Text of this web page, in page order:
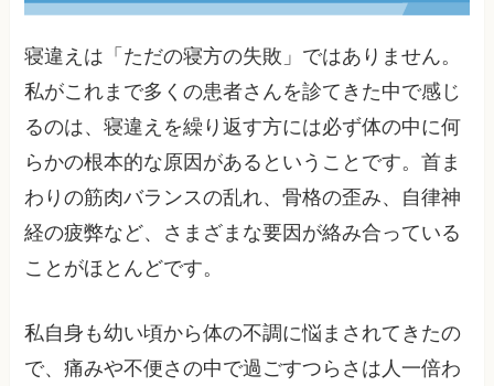
寝違えは「ただの寝方の失敗」ではありません。
私がこれまで多くの患者さんを診てきた中で感じ
るのは、寝違えを繰り返す方には必ず体の中に何
らかの根本的な原因があるということです。首ま
わりの筋肉バランスの乱れ、骨格の歪み、自律神
経の疲弊など、さまざまな要因が絡み合っている
ことがほとんどです。
私自身も幼い頃から体の不調に悩まされてきたの
で、痛みや不便さの中で過ごすつらさは人一倍わ